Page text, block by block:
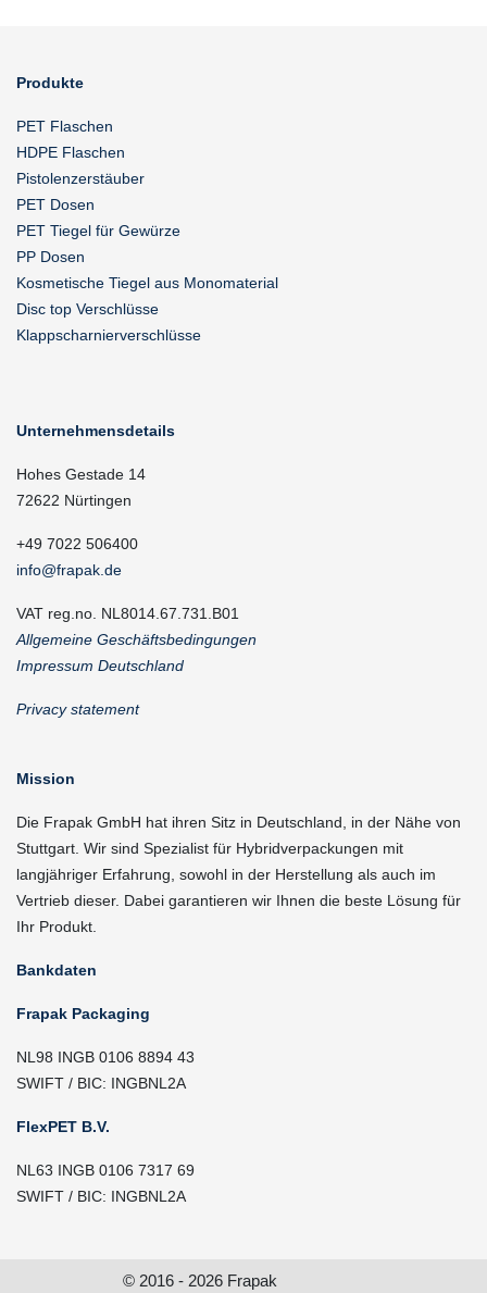
Produkte
PET Flaschen
HDPE Flaschen
Pistolenzerstäuber
PET Dosen
PET Tiegel für Gewürze
PP Dosen
Kosmetische Tiegel aus Monomaterial
Disc top Verschlüsse
Klappscharnierverschlüsse
Unternehmensdetails
Hohes Gestade 14
72622 Nürtingen
+49 7022 506400
info@frapak.de
VAT reg.no. NL8014.67.731.B01
Allgemeine Geschäftsbedingungen
Impressum Deutschland
Privacy statement
Mission
Die Frapak GmbH hat ihren Sitz in Deutschland, in der Nähe von
Stuttgart. Wir sind Spezialist für Hybridverpackungen mit
langjähriger Erfahrung, sowohl in der Herstellung als auch im
Vertrieb dieser. Dabei garantieren wir Ihnen die beste Lösung für
Ihr Produkt.
Bankdaten
Frapak Packaging
NL98 INGB 0106 8894 43
SWIFT / BIC: INGBNL2A
FlexPET B.V.
NL63 INGB 0106 7317 69
SWIFT / BIC: INGBNL2A
© 2016 - 2026 Frapak